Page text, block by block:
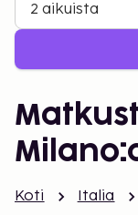
2 aikuista
Koti Italia